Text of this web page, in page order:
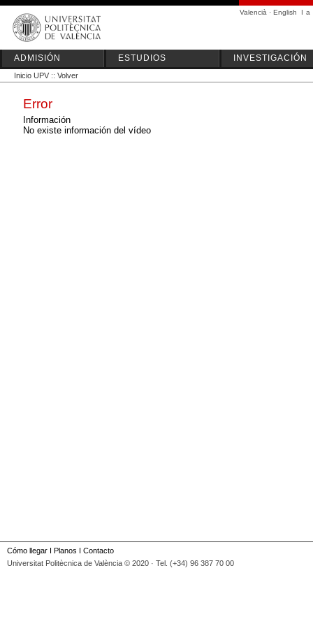
Valencià · English I a
ADMISIÓN ESTUDIOS INVESTIGACIÓN
Inicio UPV :: Volver
Error
Información
No existe información del vídeo
Cómo llegar I Planos I Contacto
Universitat Politècnica de València © 2020 · Tel. (+34) 96 387 70 00